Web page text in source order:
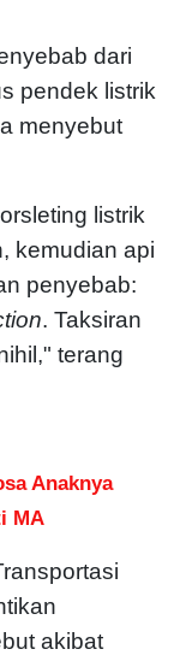
dari
pendek listrik
menyebut
listrik
kemudian api
penyebab:
. Taksiran
terang
Anaknya
MA
akibat